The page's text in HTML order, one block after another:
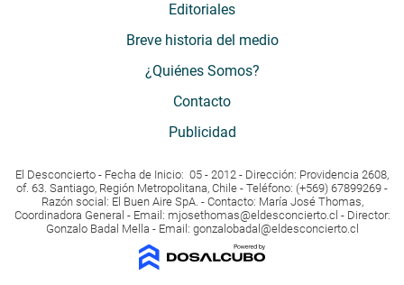
Editoriales
Breve historia del medio
¿Quiénes Somos?
Contacto
Publicidad
El Desconcierto - Fecha de Inicio: 05 - 2012 - Dirección: Providencia 2608,
of. 63. Santiago, Región Metropolitana, Chile - Teléfono: (+569) 67899269 -
Razón social: El Buen Aire SpA. - Contacto: María José Thomas,
Coordinadora General - Email: mjosethomas@eldesconcierto.cl - Director:
Gonzalo Badal Mella - Email: gonzalobadal@eldesconcierto.cl